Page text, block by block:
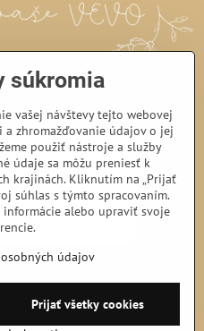
ochrany osobných údajov
používania
súkromia
vašej návštevy tejto webovej
zhromažďovanie údajov o jej
použiť nástroje a služby
údaje sa môžu preniesť k
krajinách. Kliknutím na „Prijať
súhlas s týmto spracovaním.
alebo upraviť svoje
údajov
Prijať všetky cookies